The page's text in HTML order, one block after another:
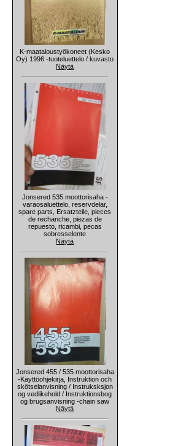
K-maataloustyökoneet (Kesko
Oy) 1996 -tuoteluettelo / kuvasto
Näytä
Jonsered 535 moottorisaha -
varaosaluettelo, reservdelar,
spare parts, Ersatzteile, pieces
de rechanche, piezas de
repuesto, ricambi, pecas
sobresselente
Näytä
Jonsered 455 / 535 moottorisaha
-Käyttöohjekirja, Instruktion och
skötselanvisning / Instruksksjon
og vedlikehold / Instruktionsbog
og brugsanvisning -chain saw
Näytä